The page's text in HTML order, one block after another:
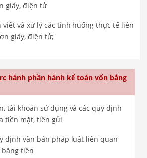
giấy, điện tử
viết và xử lý các tình huống thực tế liên
giấy, điện tử;
hành phần hành kế toán vốn bằng
tài khoản sử dụng và các quy định
tiền mặt, tiền gửi
định văn bản pháp luật liên quan
bằng tiền